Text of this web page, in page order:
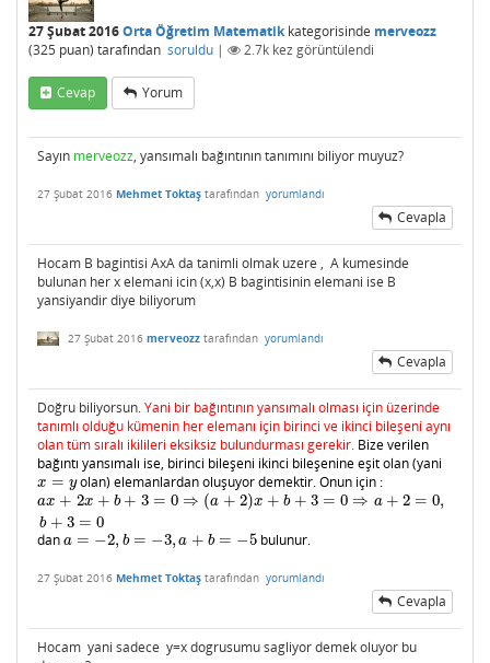
27 Şubat 2016Orta Öğretim Matematikkategorisinde merveozz
(325 puan) tarafından soruldu | 2.7k kez görüntülendi
Cevap Yorum
Sayın merveozz, yansımalı bağıntının tanımını biliyor muyuz?
27 Şubat 2016 Mehmet Toktaş tarafından yorumlandı
Cevapla
Hocam B bagintisi AxA da tanimli olmak uzere , A kumesinde
bulunan her x elemani icin (x,x) B bagintisinin elemani ise B
yansiyandir diye biliyorum
27 Şubat 2016 merveozz tarafından yorumlandı
Cevapla
Doğru biliyorsun.Yani bir bağıntının yansımalı olması için üzerinde
tanımlı olduğu kümenin her elemanı için birinci ve ikinci bileşeni aynı
olan tüm sıralı ikilileri eksiksiz bulundurması gerekir. Bize verilen
bağıntı yansımalı ise, birinci bileşeni ikinci bileşenine eşit olan (yani
x = y
x= y olan) elemanlardan oluşuyor demektir. Onun için :
ax + 2x + b + 3 = 0 ⇒ (a + 2)x + b + 3 = 0 ⇒ a + 2 = 0,
b + 3 = 0
ax+ 2x +b+ 3= 0⇒(a+ 2)x +b +3 =0⇒a+2=0 b+ 3=0
dan a = −2, b = −3, a + b = −5
a=−2 ,b=− 3, a+ b=−5 bulunur.
27 Şubat 2016 Mehmet Toktaş tarafından yorumlandı
Cevapla
Hocam yani sadece y=x dogrusumu sagliyor demek oluyor bu